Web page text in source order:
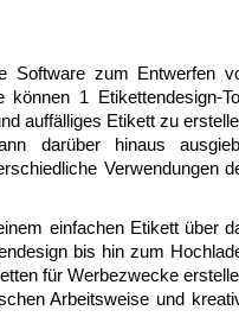
Software zum Entwerfen
1 Etikettendesign-
auffälliges Etikett zu
darüber hinaus
Verwendungen
einfachen Etikett über
bis hin zum
für Werbezwecke
Arbeitsweise und